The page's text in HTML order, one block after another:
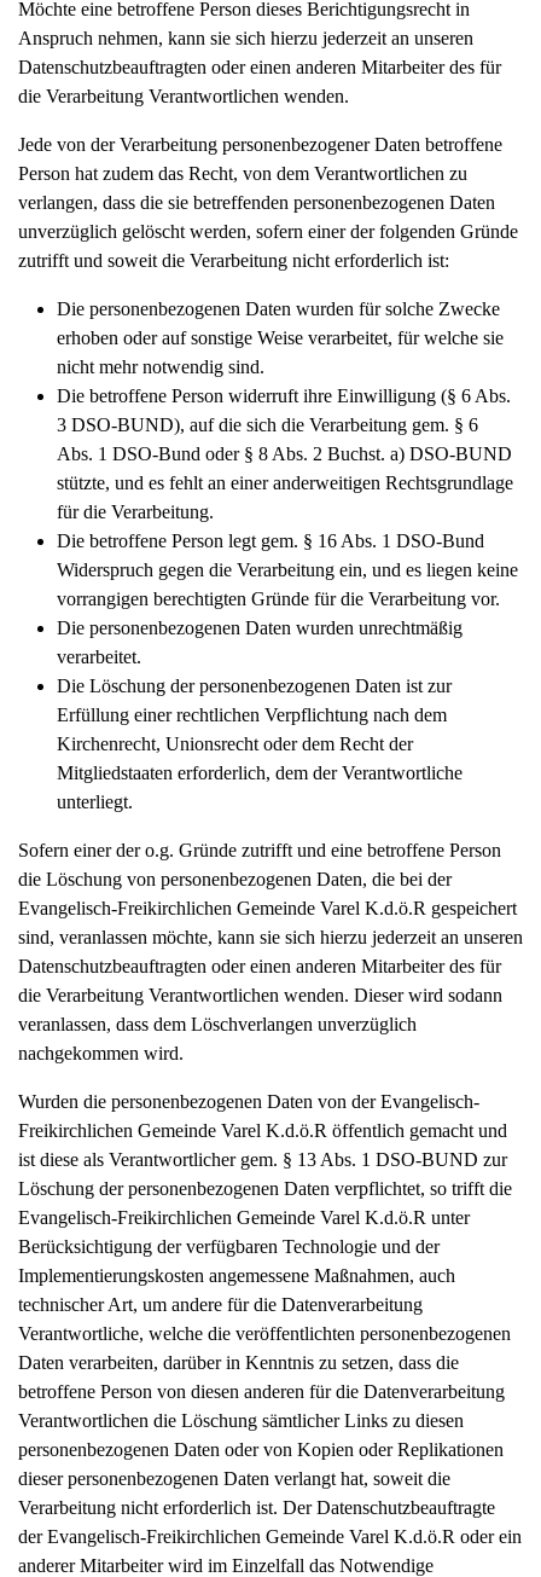
Möchte eine betroffene Person dieses Berichtigungsrecht in
Anspruch nehmen, kann sie sich hierzu jederzeit an unseren
Datenschutzbeauftragten oder einen anderen Mitarbeiter des für
die Verarbeitung Verantwortlichen wenden.
Jede von der Verarbeitung personenbezogener Daten betroffene
Person hat zudem das Recht, von dem Verantwortlichen zu
verlangen, dass die sie betreffenden personenbezogenen Daten
unverzüglich gelöscht werden, sofern einer der folgenden Gründe
zutrifft und soweit die Verarbeitung nicht erforderlich ist:
Die personenbezogenen Daten wurden für solche Zwecke
erhoben oder auf sonstige Weise verarbeitet, für welche sie
nicht mehr notwendig sind.
Die betroffene Person widerruft ihre Einwilligung (§ 6 Abs.
3 DSO-BUND), auf die sich die Verarbeitung gem. § 6
Abs. 1 DSO-Bund oder § 8 Abs. 2 Buchst. a) DSO-BUND
stützte, und es fehlt an einer anderweitigen Rechtsgrundlage
für die Verarbeitung.
Die betroffene Person legt gem. § 16 Abs. 1 DSO-Bund
Widerspruch gegen die Verarbeitung ein, und es liegen keine
vorrangigen berechtigten Gründe für die Verarbeitung vor.
Die personenbezogenen Daten wurden unrechtmäßig
verarbeitet.
Die Löschung der personenbezogenen Daten ist zur
Erfüllung einer rechtlichen Verpflichtung nach dem
Kirchenrecht, Unionsrecht oder dem Recht der
Mitgliedstaaten erforderlich, dem der Verantwortliche
unterliegt.
Sofern einer der o.g. Gründe zutrifft und eine betroffene Person
die Löschung von personenbezogenen Daten, die bei der
Evangelisch-Freikirchlichen Gemeinde Varel K.d.ö.R gespeichert
sind, veranlassen möchte, kann sie sich hierzu jederzeit an unseren
Datenschutzbeauftragten oder einen anderen Mitarbeiter des für
die Verarbeitung Verantwortlichen wenden. Dieser wird sodann
veranlassen, dass dem Löschverlangen unverzüglich
nachgekommen wird.
Wurden die personenbezogenen Daten von der Evangelisch-
Freikirchlichen Gemeinde Varel K.d.ö.R öffentlich gemacht und
ist diese als Verantwortlicher gem. § 13 Abs. 1 DSO-BUND zur
Löschung der personenbezogenen Daten verpflichtet, so trifft die
Evangelisch-Freikirchlichen Gemeinde Varel K.d.ö.R unter
Berücksichtigung der verfügbaren Technologie und der
Implementierungskosten angemessene Maßnahmen, auch
technischer Art, um andere für die Datenverarbeitung
Verantwortliche, welche die veröffentlichten personenbezogenen
Daten verarbeiten, darüber in Kenntnis zu setzen, dass die
betroffene Person von diesen anderen für die Datenverarbeitung
Verantwortlichen die Löschung sämtlicher Links zu diesen
personenbezogenen Daten oder von Kopien oder Replikationen
dieser personenbezogenen Daten verlangt hat, soweit die
Verarbeitung nicht erforderlich ist. Der Datenschutzbeauftragte
der Evangelisch-Freikirchlichen Gemeinde Varel K.d.ö.R oder ein
anderer Mitarbeiter wird im Einzelfall das Notwendige